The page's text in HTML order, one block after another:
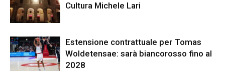
Cultura Michele Lari
Estensione contrattuale per Tomas
Woldetensae: sarà biancorosso fino al
2028